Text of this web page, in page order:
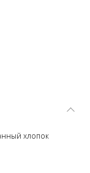
мальчиков
хлопок